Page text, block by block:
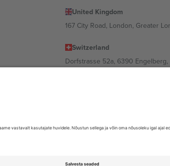
United Kingdom
167 City Road, London, Greater
Switzerland
Dorfstrasse 52a, 6390
CDMX, Mexico